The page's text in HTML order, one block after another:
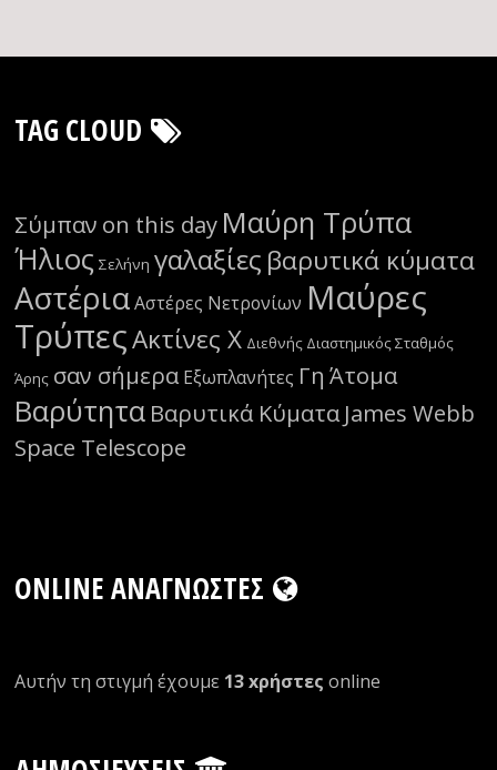
TAG CLOUD
Σύμπαν on this day Μαύρη Τρύπα
Ήλιος Σελήνη γαλαξίες βαρυτικά κύματα
Αστέρια Αστέρες Νετρονίων Μαύρες
ΤρύπεςΑκτίνες Χ Διεθνής Διαστημικός Σταθμός
Άρης σαν σήμερα Εξωπλανήτες Γη Άτομα
Βαρύτητα Βαρυτικά Κύματα James Webb
Space Telescope
ONLINE ΑΝΑΓΝΏΣΤΕΣ
Αυτήν τη στιγμή έχουμε 13 xρήστες οnline